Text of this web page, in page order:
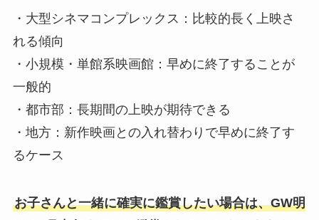
・大型シネマコンプレックス：比較的長く上映さ
れる傾向
・小規模・単館系映画館：早めに終了することが
一般的
・都市部：長期間の上映が期待できる
・地方：新作映画との入れ替わりで早めに終了す
るケース
お子さんと一緒に確実に鑑賞したい場合は、GW明